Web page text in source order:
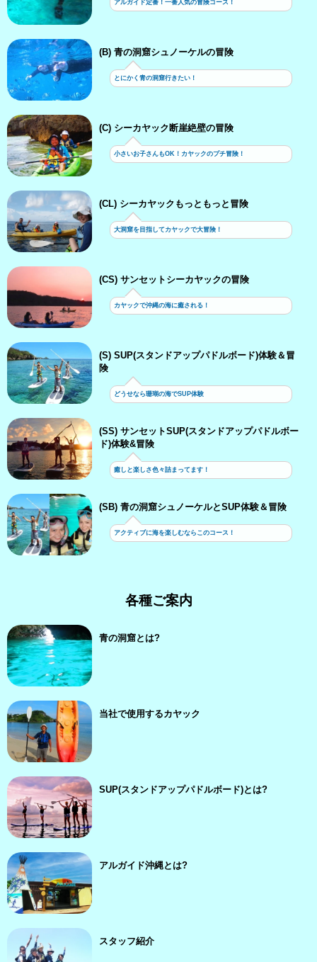
アルガイド定番！一番人気の冒険コース！
(B) 青の洞窟シュノーケルの冒険
とにかく青の洞窟行きたい！
(C) シーカヤック断崖絶壁の冒険
小さいお子さんもOK！カヤックのプチ冒険！
(CL) シーカヤックもっともっと冒険
大洞窟を目指してカヤックで大冒険！
(CS) サンセットシーカヤックの冒険
カヤックで沖縄の海に癒される！
(S) SUP(スタンドアップパドルボード)体験＆冒
険
どうせなら珊瑚の海でSUP体験
(SS) サンセットSUP(スタンドアップパドルボー
ド)体験&冒険
癒しと楽しさ色々詰まってます！
(SB) 青の洞窟シュノーケルとSUP体験＆冒険
アクティブに海を楽しむならこのコース！
各種ご案内
青の洞窟とは?
当社で使用するカヤック
SUP(スタンドアップパドルボード)とは?
アルガイド沖縄とは?
スタッフ紹介